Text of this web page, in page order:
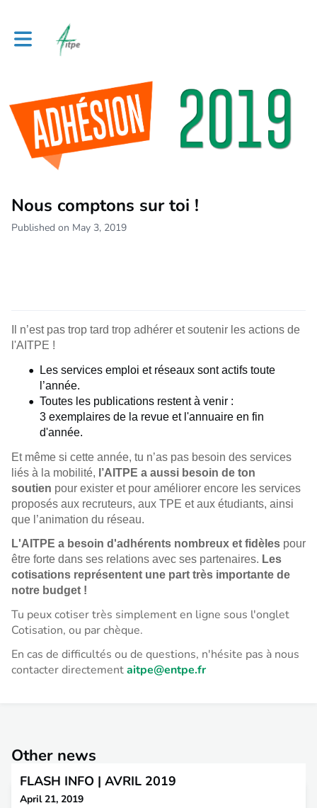
Toggle main navigation
Nous comptons sur toi !
Published on May 3, 2019
Il n’est pas trop tard trop adhérer et soutenir les actions de
l'AITPE !
Les services emploi et réseaux sont actifs toute
l’année.
Toutes les publications restent à venir :
3 exemplaires de la revue et l'annuaire en fin
d'année.
Et même si cette année, tu n’as pas besoin des services
liés à la mobilité, l’AITPE a aussi besoin de ton
soutien pour exister et pour améliorer encore les services
proposés aux recruteurs, aux TPE et aux étudiants, ainsi
que l’animation du réseau.
L'AITPE a besoin d'adhérents nombreux et fidèles pour
être forte dans ses relations avec ses partenaires. Les
cotisations représentent une part très importante de
notre budget !
Tu peux cotiser très simplement en ligne sous l'onglet
Cotisation, ou par chèque.
En cas de difficultés ou de questions, n'hésite pas à nous
contacter directementaitpe@entpe.fr
Other news
FLASH INFO | AVRIL 2019
April 21, 2019